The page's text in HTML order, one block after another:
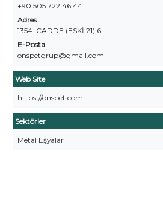
+90 505 722 46 44
Adres
1354. CADDE (ESKİ 21) 6
E-Posta
onspetgrup@gmail.com
Web Site
https://onspet.com
Sektörler
Metal Eşyalar